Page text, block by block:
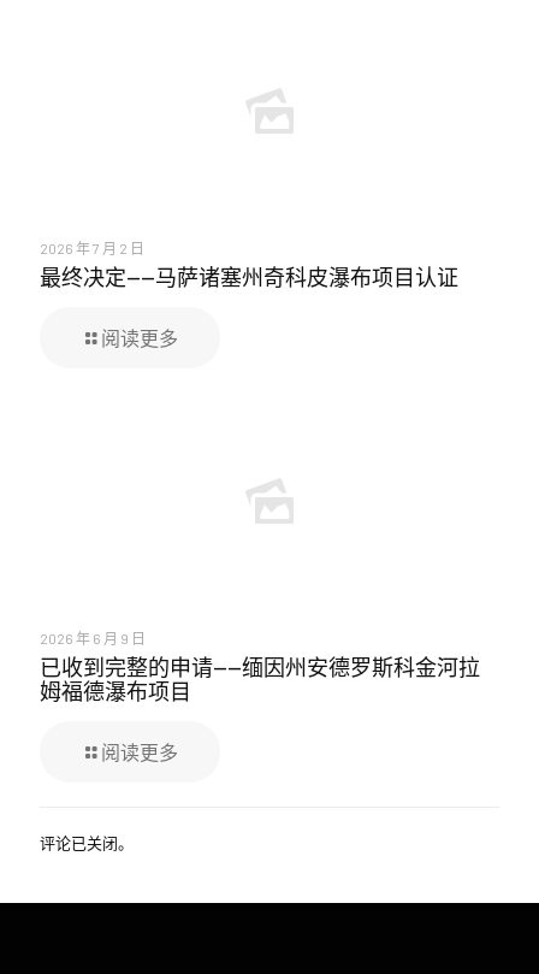
2026 年 7 月 2 日
最终决定——马萨诸塞州奇科皮瀑布项目认证
阅读更多
2026 年 6 月 9 日
已收到完整的申请——缅因州安德罗斯科金河拉
姆福德瀑布项目
阅读更多
评论已关闭。